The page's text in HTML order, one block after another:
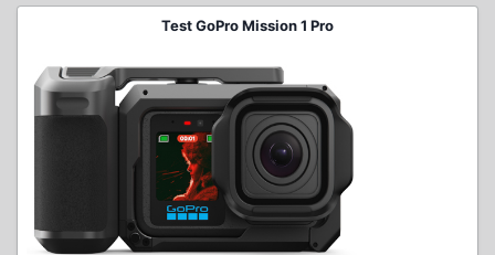
Test GoPro Mission 1 Pro